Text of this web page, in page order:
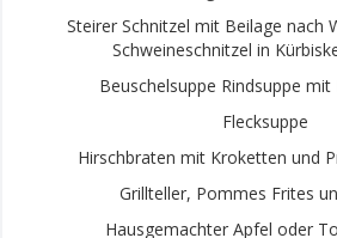
Steirer Schnitzel mit Beilage nach
Schweineschnitzel in
Beuschelsuppe Rindsuppe
Flecksuppe
Hirschbraten mit Kroketten und
Grillteller, Pommes Frites
Hausgemachter Apfel oder